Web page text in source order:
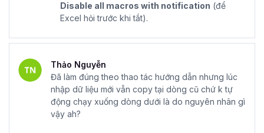
Disable all macros with notification (để
Excel hỏi trước khi tắt).
Thảo Nguyễn
Đã làm đúng theo thao tác hướng dẫn nhưng lúc
nhập dữ liệu mới vẫn copy tại dòng cũ chứ k tự
động chạy xuống dòng dưới là do nguyên nhân gì
vậy ah?